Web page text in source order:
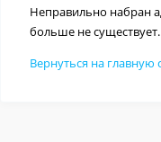
Неправильно набран
больше не существует.
Вернуться на главную